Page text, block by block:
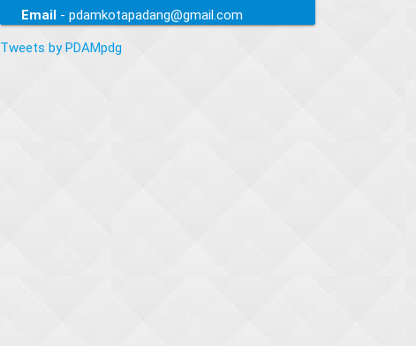
Email- pdamkotapadang@gmail.com
Tweets by PDAMpdg